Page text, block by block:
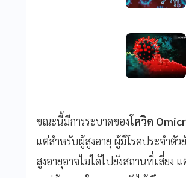
ขณะนี้มีการระบาดของโควิด
แต่สำหรับผู้สูงอายุ ผู้มีโรคประจำตัว
สูงอายุอาจไม่ได้ไปยังสถานที่เสี่ยง